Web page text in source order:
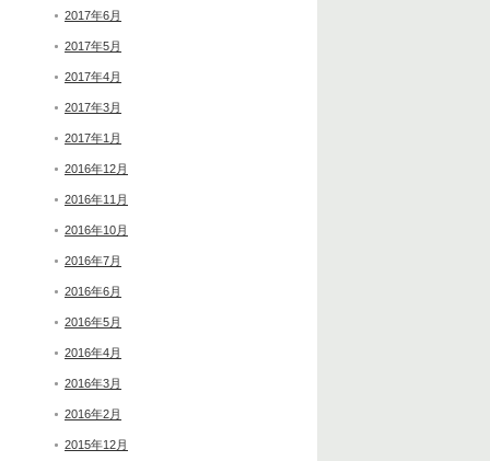
2017年6月
2017年5月
2017年4月
2017年3月
2017年1月
2016年12月
2016年11月
2016年10月
2016年7月
2016年6月
2016年5月
2016年4月
2016年3月
2016年2月
2015年12月